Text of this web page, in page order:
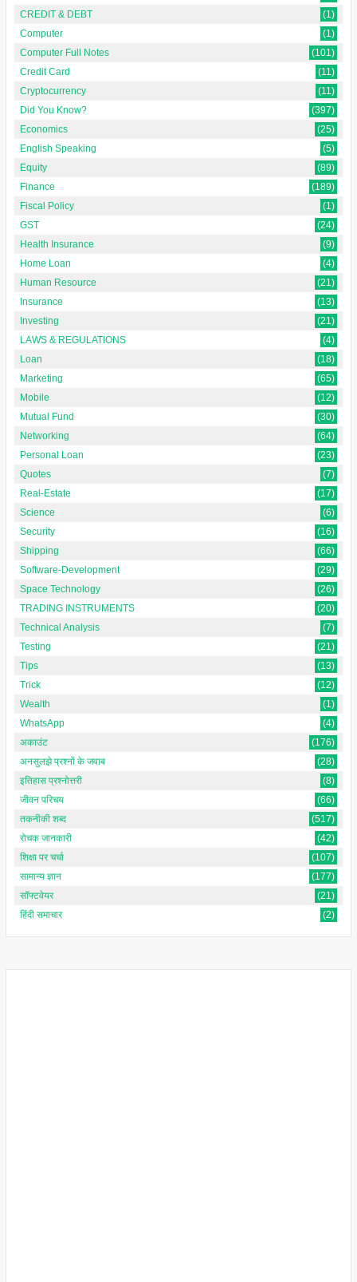
CREDIT & DEBT
(1)
Computer
(1)
Computer Full Notes
(101)
Credit Card
(11)
Cryptocurrency
(11)
Did You Know?
(397)
Economics
(25)
English Speaking
(5)
Equity
(89)
Finance
(189)
Fiscal Policy
(1)
GST
(24)
Health Insurance
(9)
Home Loan
(4)
Human Resource
(21)
Insurance
(13)
Investing
(21)
LAWS & REGULATIONS
(4)
Loan
(18)
Marketing
(65)
Mobile
(12)
Mutual Fund
(30)
Networking
(64)
Personal Loan
(23)
Quotes
(7)
Real-Estate
(17)
Science
(6)
Security
(16)
Shipping
(66)
Software-Development
(29)
Space Technology
(26)
TRADING INSTRUMENTS
(20)
Technical Analysis
(7)
Testing
(21)
Tips
(13)
Trick
(12)
Wealth
(1)
WhatsApp
(4)
अकाउंट
(176)
अनसुलझे प्रश्नों के जवाब
(28)
इतिहास प्रश्नोत्तरी
(8)
जीवन परिचय
(66)
तकनीकी शब्द
(517)
रोचक जानकारी
(42)
शिक्षा पर चर्चा
(107)
सामान्य ज्ञान
(177)
सॉफ्टवेयर
(21)
हिंदी समाचार
(2)